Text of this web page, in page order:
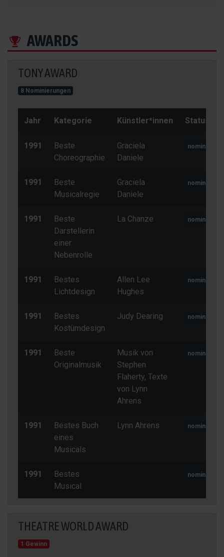
AWARDS
TONY AWARD
8 Nominierungen
Jahr Kategorie Künstler*innen Status
1991
Beste
Choreographie
Graciela
Daniele
nominiert
1991
Beste
Musicalregie
Graciela
Daniele
nominiert
1991
Beste
Darstellerin
einer
Nebenrolle
La Chanze nominiert
1991
Bestes
Lichtdesign
Allen Lee
Hughes
nominiert
1991
Bestes
Kostümdesign
Judy Dearing nominiert
1991
Beste
Originalmusik
Musik von
Stephen
Flaherty, Texte
von Lynn
Ahrens
nominiert
1991
Bestes Buch
eines
Musicals
Lynn Ahrens nominiert
1991
Bestes
Musical
nominiert
THEATRE WORLD AWARD
1 Gewinn